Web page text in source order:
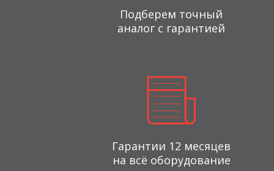
Подберем точный
аналог с гарантией
Гарантии 12 месяцев
на всё оборудование